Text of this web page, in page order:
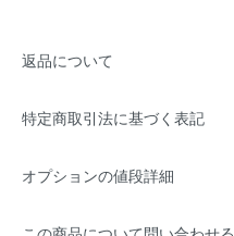
返品について
特定商取引法に基づく表記
オプションの値段詳細